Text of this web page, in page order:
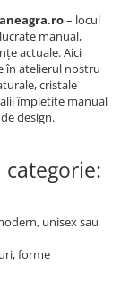
– locul
manual,
actuale. Aici
în atelierul nostru
cristale
împletite manual
design.
categorie:
unisex sau
forme